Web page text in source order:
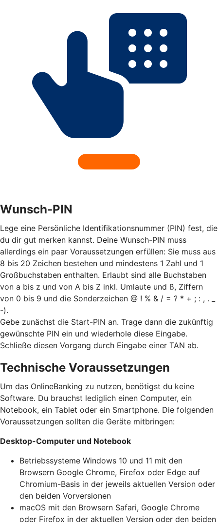
Wunsch-PIN
Lege eine Persönliche Identifikationsnummer (PIN) fest, die
du dir gut merken kannst. Deine Wunsch-PIN muss
allerdings ein paar Voraussetzungen erfüllen: Sie muss aus
8 bis 20 Zeichen bestehen und mindestens 1 Zahl und 1
Großbuchstaben enthalten. Erlaubt sind alle Buchstaben
von a bis z und von A bis Z inkl. Umlaute und ß, Ziffern
von 0 bis 9 und die Sonderzeichen @ ! % & / = ? * + ; : , . _
-).
Gebe zunächst die Start-PIN an. Trage dann die zukünftig
gewünschte PIN ein und wiederhole diese Eingabe.
Schließe diesen Vorgang durch Eingabe einer TAN ab.
Technische Voraussetzungen
Um das OnlineBanking zu nutzen, benötigst du keine
Software. Du brauchst lediglich einen Computer, ein
Notebook, ein Tablet oder ein Smartphone. Die folgenden
Voraussetzungen sollten die Geräte mitbringen:
Desktop-Computer und Notebook
Betriebssysteme Windows 10 und 11 mit den
Browsern Google Chrome, Firefox oder Edge auf
Chromium-Basis in der jeweils aktuellen Version oder
den beiden Vorversionen
macOS mit den Browsern Safari, Google Chrome
oder Firefox in der aktuellen Version oder den beiden